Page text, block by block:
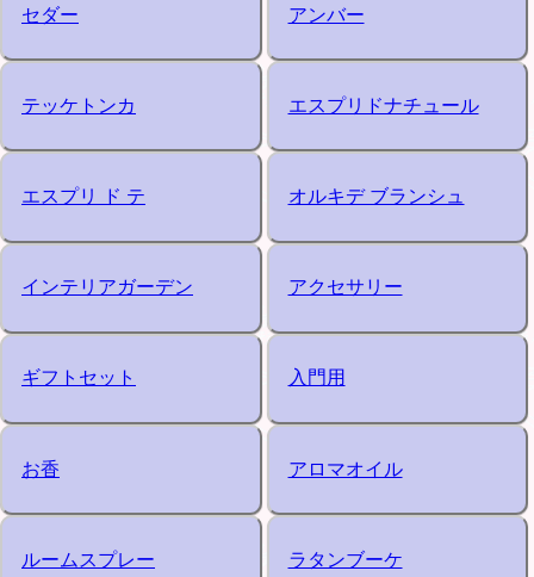
セダー アンバー
テッケトンカ エスプリドナチュール
エスプリ ド テ オルキデ ブランシュ
インテリアガーデン アクセサリー
ギフトセット 入門用
お香 アロマオイル
ルームスプレー ラタンブーケ